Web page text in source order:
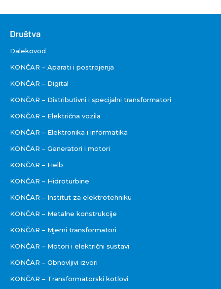
Društva
Društva
Dalekovod
KONČAR – Aparati i postrojenja
KONČAR – Digital
KONČAR – Distributivni i specijalni transformatori
KONČAR – Električna vozila
KONČAR – Elektronika i informatika
KONČAR – Generatori i motori
KONČAR – Helb
KONČAR – Hidroturbine
KONČAR – Institut za elektrotehniku
KONČAR – Metalne konstrukcije
KONČAR – Mjerni transformatori
KONČAR – Motori i električni sustavi
KONČAR – Obnovljivi izvori
KONČAR – Transformatorski kotlovi